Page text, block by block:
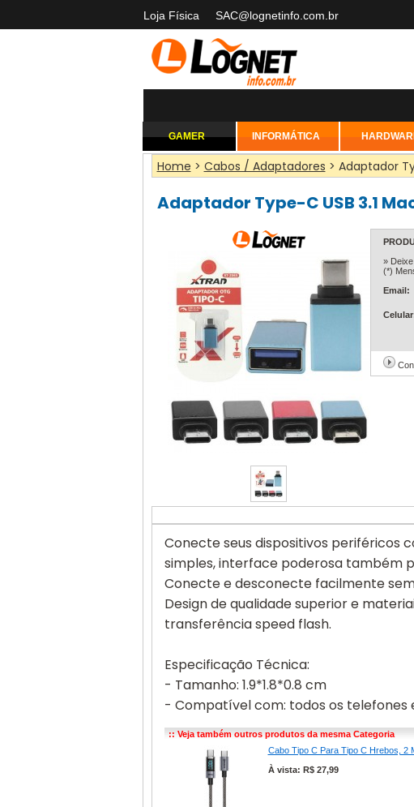
Loja Física SAC@lognetinfo.com.br
GAMER INFORMÁTICA
Home > Cabos / Adaptadores > Adaptador
Adaptador Type-C USB 3.1
»
(*)
Email:
Conecte seus dispositivos periféricos
simples, interface poderosa também
Conecte e desconecte facilmente
Design de qualidade superior e
transferência speed flash.
Especificação Técnica:
- Tamanho: 1.9*1.8*0.8 cm
- Compatível com: todos os telefones
:: Veja também outros produtos da mesma Categoria
Cabo Tipo C Para Tipo C Hrebos, 2
À vista: R$ 27,99